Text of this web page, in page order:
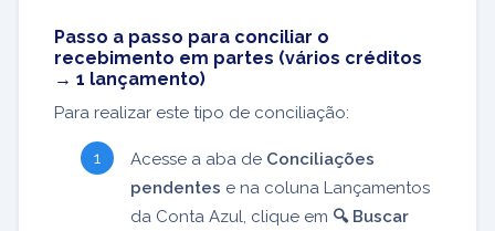
Passo a passo para conciliar o
recebimento em partes (vários créditos
→ 1 lançamento)
Para realizar este tipo de conciliação:
Acesse a aba de Conciliações
pendentes e na coluna Lançamentos
da Conta Azul, clique em 🔍 Buscar